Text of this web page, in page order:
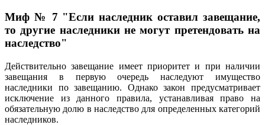
Миф № 7 "Если наследник оставил завещание,
то другие наследники не могут претендовать на
наследство"
Действительно завещание имеет приоритет и при наличии
завещания в первую очередь наследуют имущество
наследники по завещанию. Однако закон предусматривает
исключение из данного правила, устанавливая право на
обязательную долю в наследство для определенных категорий
наследников.